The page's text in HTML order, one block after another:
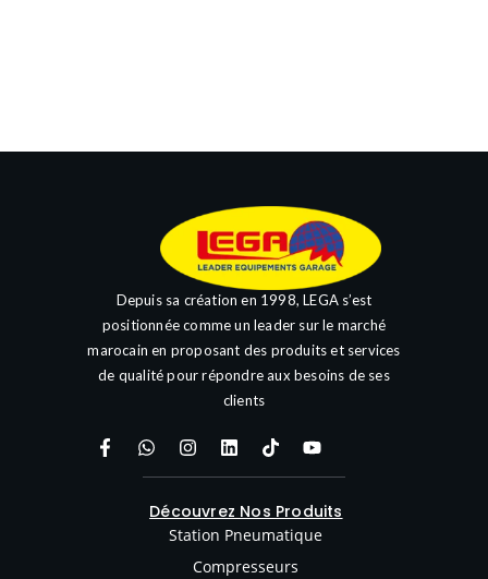
Depuis sa création en 1998, LEGA s’est
positionnée comme un leader sur le marché
marocain en proposant des produits et services
de qualité pour répondre aux besoins de ses
clients
Découvrez Nos Produits
Station Pneumatique
Compresseurs